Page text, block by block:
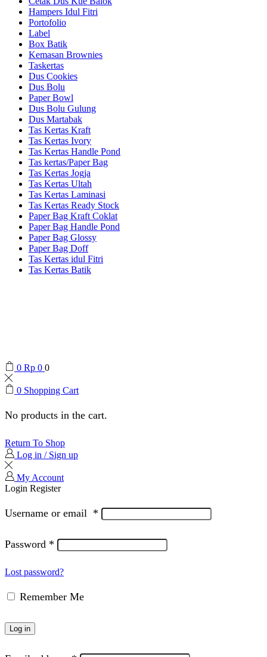
Hampers Idul Fitri
Portofolio
Label
Box Batik
Kemasan Brownies
Taskertas
Dus Cookies
Dus Bolu
Paper Bowl
Dus Bolu Gulung
Dus Martabak
Tas Kertas Kraft
Tas Kertas Ivory
Tas Kertas Handle Pond
Tas kertas/Paper Bag
Tas Kertas Jogja
Tas Kertas Ultah
Tas Kertas Laminasi
Tas Kertas Ready Stock
Paper Bag Kraft Coklat
Paper Bag Handle Pond
Paper Bag Glossy
Paper Bag Doff
Tas Kertas idul Fitri
Tas Kertas Batik
0 Rp 0 0
0 Shopping Cart
No products in the cart.
Return To Shop
Log in / Sign up
My Account
Login Register
Username or email *
Password *
Lost password?
Remember Me
Log in